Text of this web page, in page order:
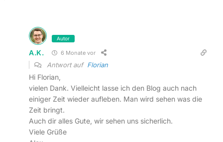
Autor
A.K. 6 Monate vor
Antwort auf Florian
Hi Florian,
vielen Dank. Vielleicht lasse ich den Blog auch nach
einiger Zeit wieder aufleben. Man wird sehen was die
Zeit bringt.
Auch dir alles Gute, wir sehen uns sicherlich.
Viele Grüße